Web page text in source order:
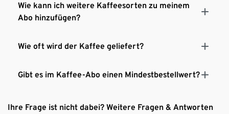
Wie kann ich weitere Kaffeesorten zu meinem
Abo hinzufügen?
Wie oft wird der Kaffee geliefert?
Gibt es im Kaffee-Abo einen Mindestbestellwert?
Ihre Frage ist nicht dabei? Weitere Fragen & Antworten